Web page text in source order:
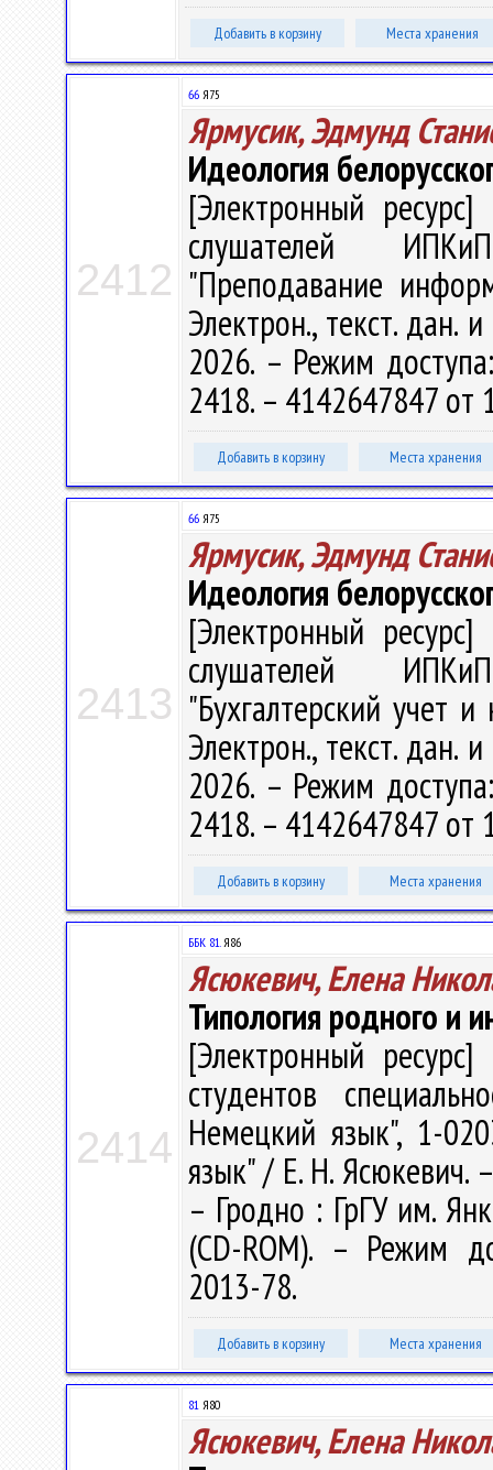
Добавить в корзину Места хранения
2412
66 Я75
Ярмусик, Эдмунд
Идеология
[Электронный
слушателей
"Преподавание
Электрон., текст. дан.
2026. – Режим
2418. – 4142647847 от
Добавить в корзину Места хранения
2413
66 Я75
Ярмусик, Эдмунд
Идеология
[Электронный
слушателей
"Бухгалтерский учет
Электрон., текст. дан.
2026. – Режим
2418. – 4142647847 от
Добавить в корзину Места хранения
2414
ББК 81.Я86
Ясюкевич, Елена
Типология родного и
[Электронный
студентов
Немецкий язык", 1-
язык" / Е. Н. Ясюкевич.
– Гродно : ГрГУ им.
(CD-ROM). – Режим
2013-78.
Добавить в корзину Места хранения
81 Я80
Ясюкевич, Елена